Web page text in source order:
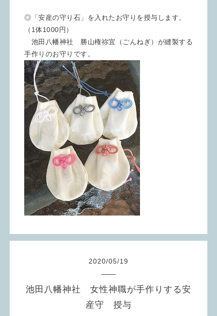
◎「安産の守り石」を入れたお守りを授与します。
（1体1000円）
池田八幡神社 勝山権祢宜（ごんねぎ）が縫製する
手作りのお守りです。
2020/05/19
池田八幡神社 女性神職が手作りする安
産守 授与